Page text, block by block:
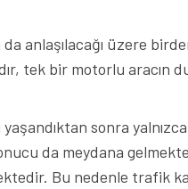
da anlaşılacağı üzere
tek bir motorlu aracın
yaşandıktan sonra
da meydana
Bu nedenle trafik